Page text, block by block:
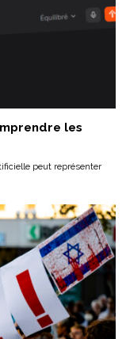
les
peut représenter